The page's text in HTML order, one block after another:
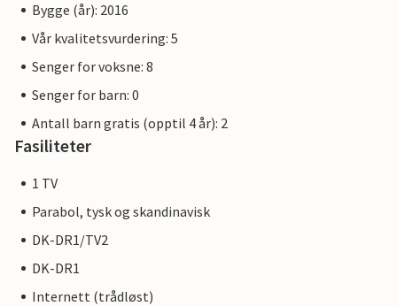
Bygge (år): 2016
Vår kvalitetsvurdering: 5
Senger for voksne: 8
Senger for barn: 0
Antall barn gratis (opptil 4 år): 2
Fasiliteter
1 TV
Parabol, tysk og skandinavisk
DK-DR1/TV2
DK-DR1
Internett (trådløst)